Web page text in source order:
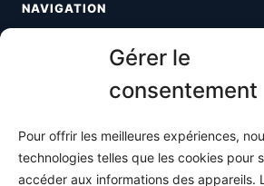
Gérer le
consentement
Pour offrir les meilleures expériences,
technologies telles que les cookies pour
accéder aux informations des appareils.
NAVIGATION
Toutes les maths
S'abonner
À propos